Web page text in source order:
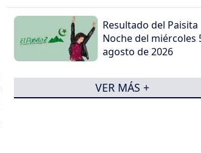
Resultado del Paisita
Noche del miércoles
agosto de 2026
VER MÁS +